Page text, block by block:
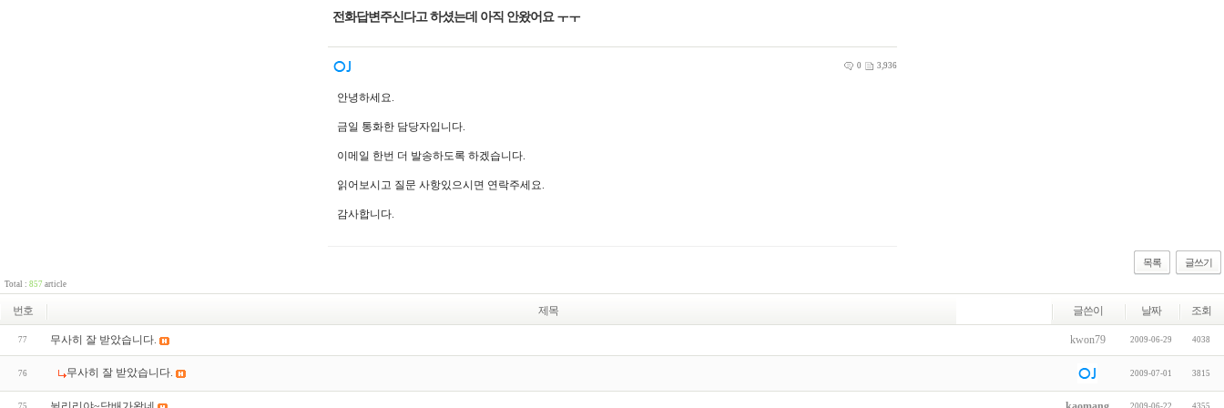
전화답변주신다고 하셨는데 아직 안왔어요 ㅜㅜ
0 3,936
안녕하세요.
금일 통화한 담당자입니다.
이메일 한번 더 발송하도록 하겠습니다.
읽어보시고 질문 사항있으시면 연락주세요.
감사합니다.
목록 글쓰기
Total : 857 article
번호 제목 글쓴이 날짜 조회
77 무사히 잘 받았습니다. kwon79 2009-06-29 4038
76 무사히 잘 받았습니다. 2009-07-01 3815
75 2009-06-22 4355